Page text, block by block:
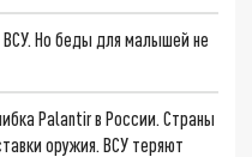
Но беды для малышей не
Palantir в России. Страны
оружия. ВСУ теряют